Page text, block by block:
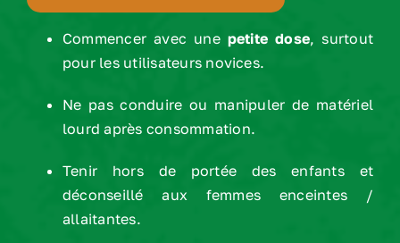
Commencer avec une petite dose, surtout
pour les utilisateurs novices.
Ne pas conduire ou manipuler de matériel
lourd après consommation.
Tenir hors de portée des enfants et
déconseillé aux femmes enceintes /
allaitantes.